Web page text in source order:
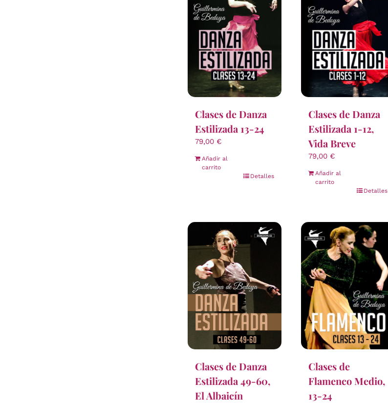
Clases de Danza
Estilizada 13-24
79,00 €
Añadir al
carrito
Detalles
Clases de Danza
Estilizada 1-12,
Vida Breve
79,00 €
Añadir al
carrito
Detalles
Clases de Danza
Estilizada 49-60,
El Albaicín
Clases de
Flamenco Medio,
13-24